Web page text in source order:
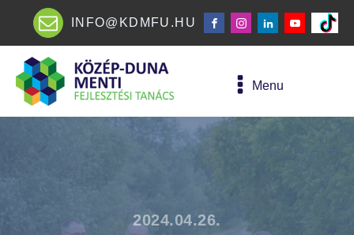
INFO@KDMFU.HU
Menu
2024.04.26.